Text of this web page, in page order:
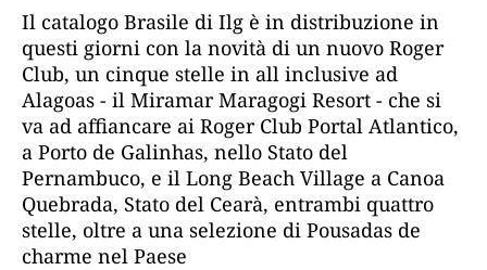
Il catalogo Brasile di Ilg è in distribuzione in
questi giorni con la novità di un nuovo Roger
Club, un cinque stelle in all inclusive ad
Alagoas - il Miramar Maragogi Resort - che si
va ad affiancare ai Roger Club Portal Atlantico,
a Porto de Galinhas, nello Stato del
Pernambuco, e il Long Beach Village a Canoa
Quebrada, Stato del Cearà, entrambi quattro
stelle, oltre a una selezione di Pousadas de
charme nel Paese